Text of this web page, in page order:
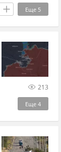
Еще 5
213
Еще 4